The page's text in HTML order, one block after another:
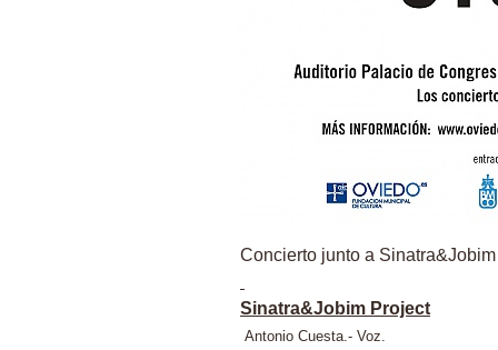
Concierto junto a
Sinatra&Jobim Project
Antonio Cuesta.- Voz.